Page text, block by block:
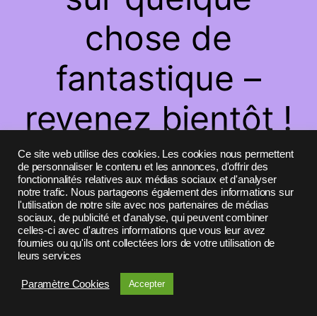
chose de
fantastique –
revenez bientôt !
Ce site web utilise des cookies. Les cookies nous permettent
de personnaliser le contenu et les annonces, d'offrir des
fonctionnalités relatives aux médias sociaux et d'analyser
notre trafic. Nous partageons également des informations sur
l'utilisation de notre site avec nos partenaires de médias
sociaux, de publicité et d'analyse, qui peuvent combiner
celles-ci avec d'autres informations que vous leur avez
fournies ou qu'ils ont collectées lors de votre utilisation de
leurs services
Paramètre Cookies Accepter